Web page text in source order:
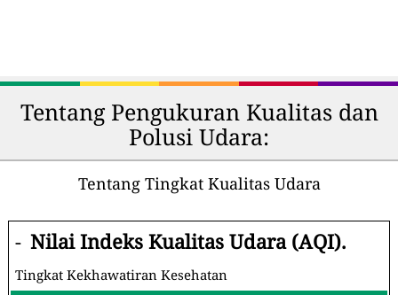
Tentang Pengukuran Kualitas dan
Polusi Udara:
Tentang Tingkat Kualitas Udara
- Nilai Indeks Kualitas Udara (AQI).
Tingkat Kekhawatiran Kesehatan